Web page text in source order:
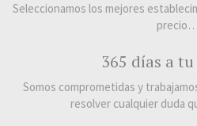
Seleccionamos los mejores
precio…
365 días a
Somos comprometidas y
resolver cualquier duda